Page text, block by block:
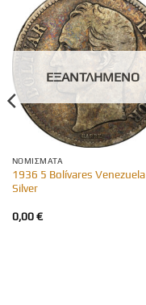
ΕΞΑΝΤΛΗΜΈΝΟ
ΝΟΜΊΣΜΑΤΑ
1936 5 Bolívares Venezuela
Silver
0,00€